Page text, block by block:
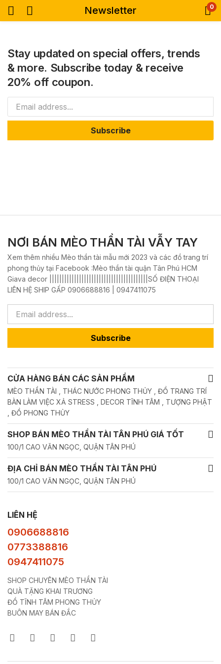
Newsletter 0
Stay updated on special offers, trends
& more. Subscribe today & receive
20% off coupon.
Subscribe
NƠI BÁN MÈO THẦN TÀI VẪY TAY
Xem thêm nhiều Mèo thần tài mẫu mới 2023 và các đồ trang trí
phong thủy tại Facebook :Mèo thần tài quận Tân Phú HCM
Giava decor ||||||||||||||||||||||||||||||||||||||||SỐ ĐIỆN THOẠI
LIÊN HỆ SHIP GẤP 0906688816 | 0947411075
Subscribe
CỬA HÀNG BÁN CÁC SẢN PHẨM
MÈO THẦN TÀI , THÁC NƯỚC PHONG THỦY , ĐỒ TRANG TRÍ
BÀN LÀM VIỆC XẢ STRESS , DECOR TĨNH TÂM , TƯỢNG PHẬT
, ĐỒ PHONG THỦY
SHOP BÁN MÈO THẦN TÀI TÂN PHÚ GIÁ TỐT
100/1 CAO VĂN NGỌC, QUẬN TÂN PHÚ
ĐỊA CHỈ BÁN MÈO THẦN TÀI TÂN PHÚ
100/1 CAO VĂN NGỌC, QUẬN TÂN PHÚ
LIÊN HỆ
0906688816
0773388816
0947411075
SHOP CHUYÊN MÈO THẦN TÀI
QUÀ TẶNG KHAI TRƯƠNG
ĐỒ TĨNH TÂM PHONG THỦY
BUÔN MAY BÁN ĐẮC